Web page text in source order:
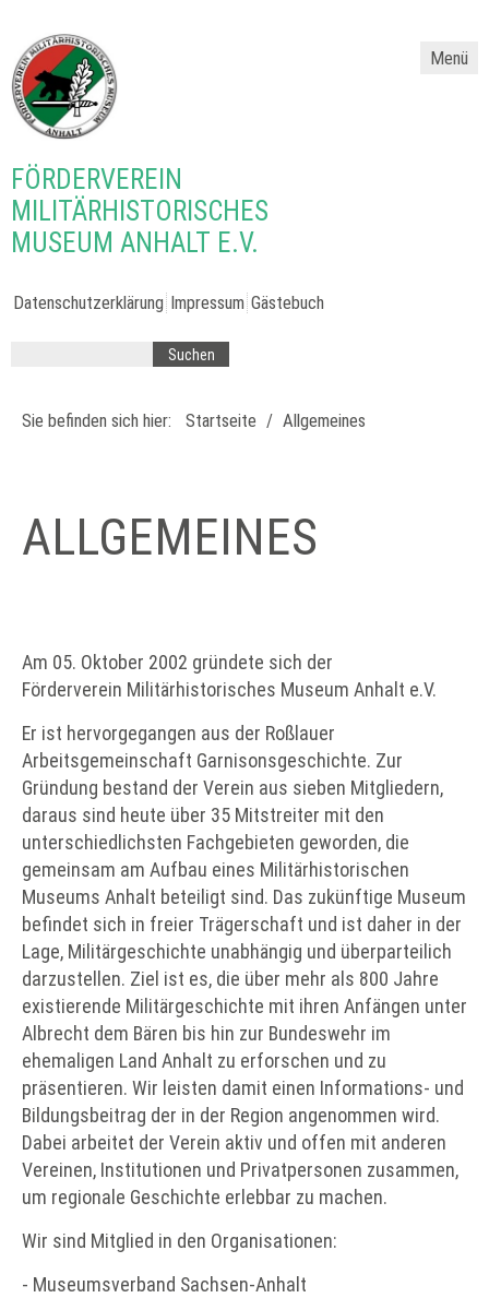
Menü
FÖRDERVEREIN
MILITÄRHISTORISCHES
MUSEUM ANHALT E.V.
Datenschutzerklärung Impressum Gästebuch
Sie befinden sich hier: Startseite / Allgemeines
ALLGEMEINES
Am 05. Oktober 2002 gründete sich der
Förderverein Militärhistorisches Museum Anhalt e.V.
Er ist hervorgegangen aus der Roßlauer
Arbeitsgemeinschaft Garnisonsgeschichte. Zur
Gründung bestand der Verein aus sieben Mitgliedern,
daraus sind heute über 35 Mitstreiter mit den
unterschiedlichsten Fachgebieten geworden, die
gemeinsam am Aufbau eines Militärhistorischen
Museums Anhalt beteiligt sind. Das zukünftige Museum
befindet sich in freier Trägerschaft und ist daher in der
Lage, Militärgeschichte unabhängig und überparteilich
darzustellen. Ziel ist es, die über mehr als 800 Jahre
existierende Militärgeschichte mit ihren Anfängen unter
Albrecht dem Bären bis hin zur Bundeswehr im
ehemaligen Land Anhalt zu erforschen und zu
präsentieren. Wir leisten damit einen Informations- und
Bildungsbeitrag der in der Region angenommen wird.
Dabei arbeitet der Verein aktiv und offen mit anderen
Vereinen, Institutionen und Privatpersonen zusammen,
um regionale Geschichte erlebbar zu machen.
Wir sind Mitglied in den Organisationen:
- Museumsverband Sachsen-Anhalt